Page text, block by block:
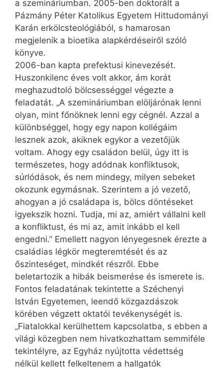
a szemináriumban. 2005-ben doktorált a
Pázmány Péter Katolikus Egyetem Hittudományi
Karán erkölcsteológiából, s hamarosan
megjelenik a bioetika alapkérdéseiről szóló
könyve.
2006-ban kapta prefektusi kinevezését.
Huszonkilenc éves volt akkor, ám korát
meghazudtoló bölcsességgel végezte a
feladatát. „A szemináriumban elöljárónak lenni
olyan, mint főnöknek lenni egy cégnél. Azzal a
különbséggel, hogy egy napon kollégáim
lesznek azok, akiknek egykor a vezetőjük
voltam. Ahogy egy családon belül, úgy itt is
természetes, hogy adódnak konfliktusok,
súrlódások, és nem mindegy, milyen sebeket
okozunk egymásnak. Szerintem a jó vezető,
ahogyan a jó családapa is, bölcs döntéseket
igyekszik hozni. Tudja, mi az, amiért vállalni kell
a konfliktust, és mi az, amit inkább el kell
engedni.” Emellett nagyon lényegesnek érezte a
családias légkör megteremtését és az
őszinteséget, mindkét részről. Ebbe
beletartozik a hibák beismerése és ismerete is.
Fontos feladatának tekintette a Szé­chenyi
István Egyetemen, leendő közgazdászok
körében végzett oktatói tevékenységét is.
„Fiatalokkal kerülhettem kapcsolatba, s ebben a
világi közegben nem hivatkozhattam semmiféle
tekintélyre, az Egyház nyújtotta védettség
nélkül kellett felkeltenem a hallgatók